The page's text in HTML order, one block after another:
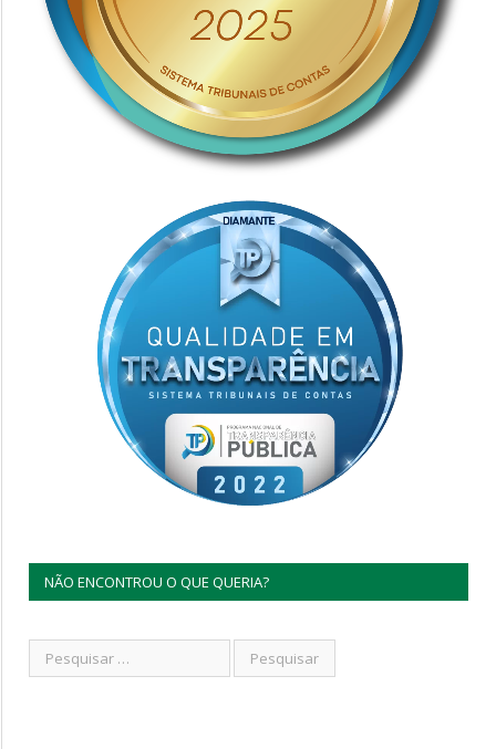
NÃO ENCONTROU O QUE QUERIA?